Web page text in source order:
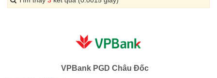
VPBank PGD Châu Đốc